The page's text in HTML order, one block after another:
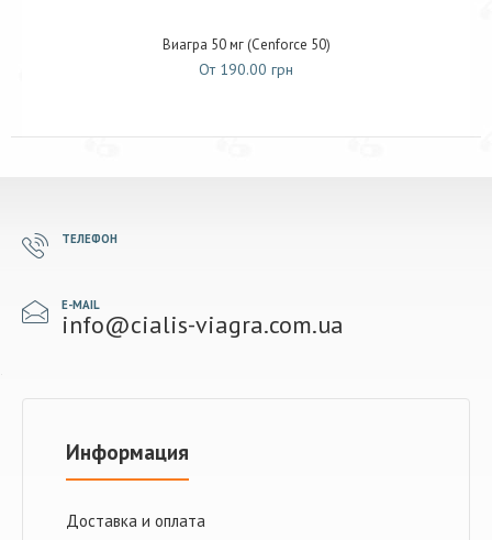
Виагра 50 мг (Cenforce 50)
От 190.00 грн
ТЕЛЕФОН
E-MAIL
info@cialis-viagra.com.ua
Информация
Доставка и оплата